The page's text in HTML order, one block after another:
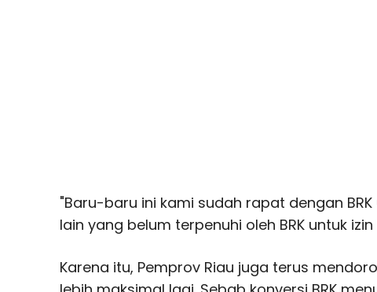
"Baru-baru ini kami sudah rapat dengan
lain yang belum terpenuhi oleh BRK untuk
Karena itu, Pemprov Riau juga terus